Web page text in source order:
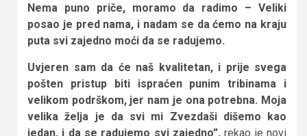
Nema puno priče, moramo da radimo – Veliki
posao je pred nama, i nadam se da ćemo na kraju
puta svi zajedno moći da se radujemo.
Uvjeren sam da će naš kvalitetan, i prije svega
pošten pristup biti ispraćen punim tribinama i
velikom podrškom, jer nam je ona potrebna. Moja
velika želja je da svi mi Zvezdaši dišemo kao
jedan, i da se radujemo svi zajedno”, rekao je novi